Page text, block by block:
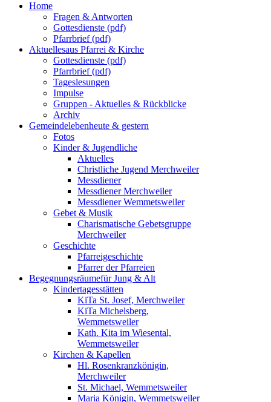
Home
Fragen & Antworten
Gottesdienste (pdf)
Pfarrbrief (pdf)
Aktuellesaus Pfarrei & Kirche
Gottesdienste (pdf)
Pfarrbrief (pdf)
Tageslesungen
Impulse
Gruppen - Aktuelles & Rückblicke
Archiv
Gemeindelebenheute & gestern
Fotos
Kinder & Jugendliche
Aktuelles
Christliche Jugend Merchweiler
Messdiener
Messdiener Merchweiler
Messdiener Wemmetsweiler
Gebet & Musik
Charismatische Gebetsgruppe
Merchweiler
Geschichte
Pfarreigeschichte
Pfarrer der Pfarreien
Begegnungsräumefür Jung & Alt
Kindertagesstätten
KiTa St. Josef, Merchweiler
KiTa Michelsberg,
Wemmetsweiler
Kath. Kita im Wiesental,
Wemmetsweiler
Kirchen & Kapellen
Hl. Rosenkranzkönigin,
Merchweiler
St. Michael, Wemmetsweiler
Maria Königin, Wemmetsweiler